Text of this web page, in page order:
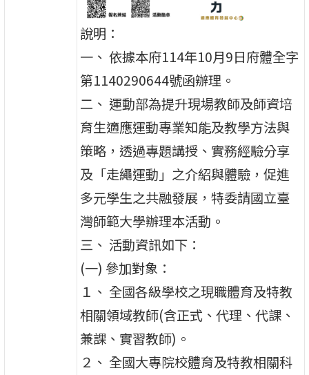
說明：
一、 依據本府114年10月9日府體全字
第1140290644號函辦理。
二、 運動部為提升現場教師及師資培
育生適應運動專業知能及教學方法與
策略，透過專題講授、實務經驗分享
及「走繩運動」之介紹與體驗，促進
多元學生之共融發展，特委請國立臺
灣師範大學辦理本活動。
三、 活動資訊如下：
(一) 參加對象：
１、 全國各級學校之現職體育及特教
相關領域教師(含正式、代理、代課、
兼課、實習教師)。
２、 全國大專院校體育及特教相關科